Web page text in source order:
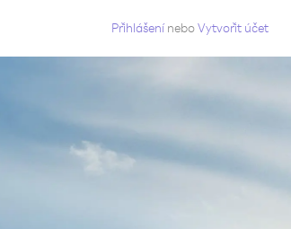
Přihlášení neboVytvořit účet